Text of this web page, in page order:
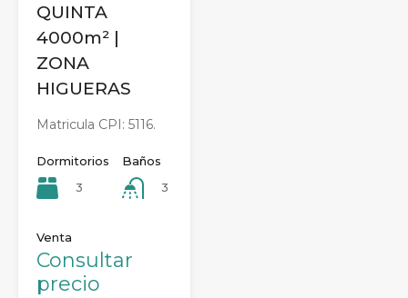
QUINTA
4000m² |
ZONA
HIGUERAS
Matricula CPI: 5116.
Dormitorios
3
Baños
3
Venta
Consultar
precio